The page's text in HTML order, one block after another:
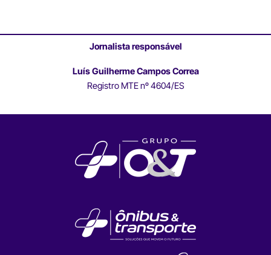
Jornalista responsável
Luís Guilherme Campos Correa
Registro MTE nº 4604/ES